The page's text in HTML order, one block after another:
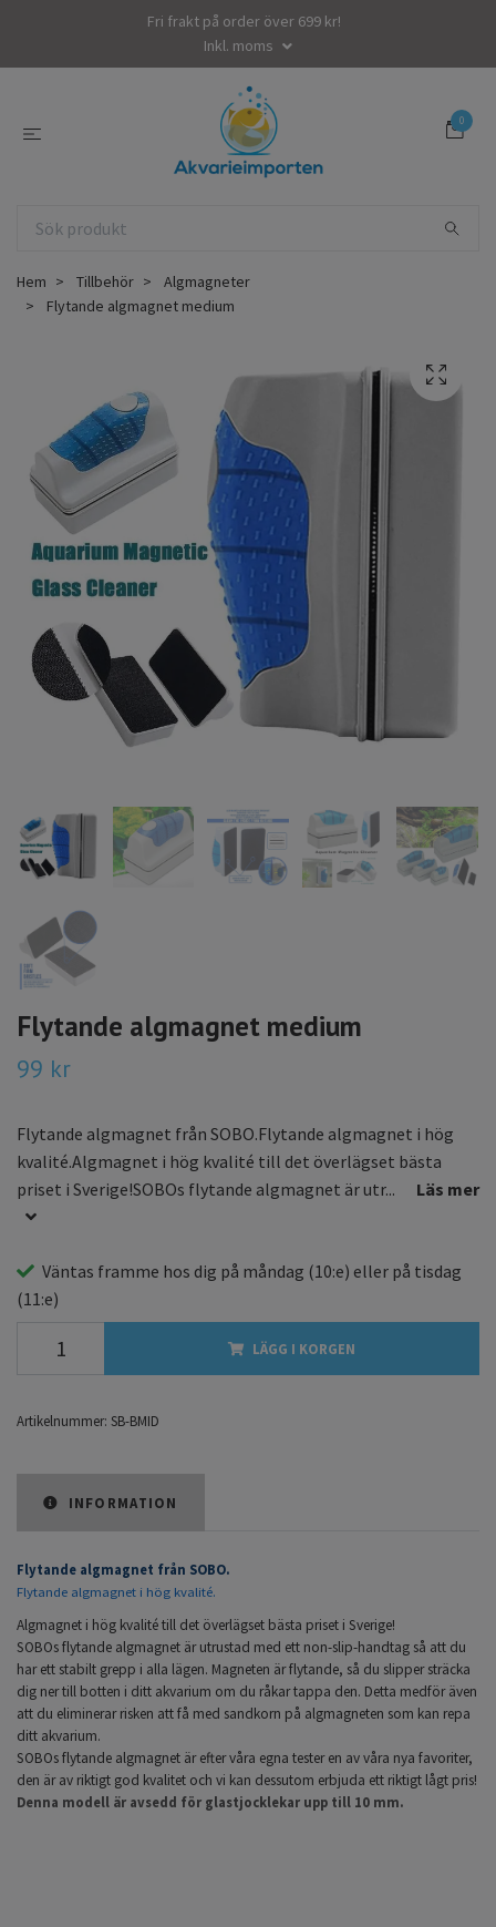
Fri frakt på order över 699 kr!
Inkl. moms
0
Hem Tillbehör
Algmagneter
Flytande algmagnet medium
Flytande algmagnet medium
99 kr
Flytande algmagnet från SOBO.Flytande algmagnet i hög
kvalité.Algmagnet i hög kvalité till det överlägset bästa
priset i Sverige!SOBOs flytande algmagnet är utr...
Läs mer
Väntas framme hos dig på måndag (10:e) eller på tisdag
(11:e)
LÄGG I KORGEN
Artikelnummer: SB-BMID
INFORMATION
Flytande algmagnet från SOBO.
Flytande algmagnet i hög kvalité.
Algmagnet i hög kvalité till det överlägset bästa priset i Sverige!
SOBOs flytande algmagnet är utrustad med ett non-slip-handtag så att du
har ett stabilt grepp i alla lägen. Magneten är flytande, så du slipper sträcka
dig ner till botten i ditt akvarium om du råkar tappa den. Detta medför även
att du eliminerar risken att få med sandkorn på algmagneten som kan repa
ditt akvarium.
SOBOs flytande algmagnet är efter våra egna tester en av våra nya favoriter,
den är av riktigt god kvalitet och vi kan dessutom erbjuda ett riktigt lågt pris!
Denna modell är avsedd för glastjocklekar upp till 10 mm.